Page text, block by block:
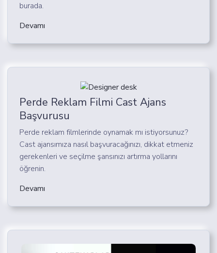
burada.
Devamı
Perde Reklam Filmi Cast Ajans
Başvurusu
Perde reklam filmlerinde oynamak mı istiyorsunuz?
Cast ajansımıza nasıl başvuracağınızı, dikkat etmeniz
gerekenleri ve seçilme şansınızı artırma yollarını
öğrenin.
Devamı